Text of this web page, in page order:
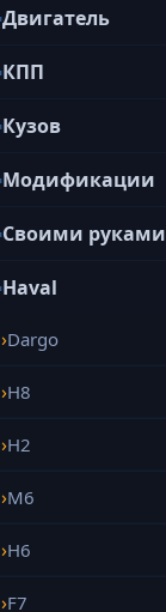
Двигатель
КПП
Кузов
Модификации
Своими руками
Haval
Dargo
H8
H2
M6
H6
F7